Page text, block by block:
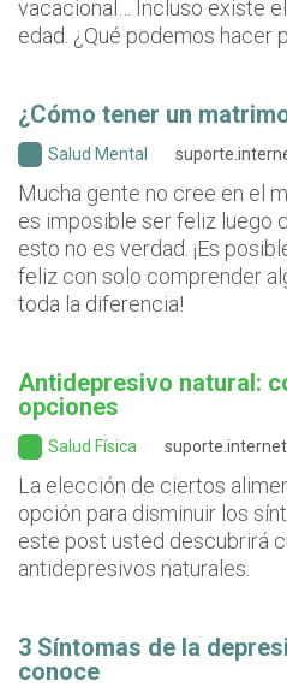
vacacional… Incluso existe
edad. ¿Qué podemos hacer
¿Cómo tener un
Salud Mental
Mucha gente no cree en el
es imposible ser feliz luego
esto no es verdad. ¡Es
feliz con solo comprender
toda la diferencia!
Antidepresivo natural:
opciones
Salud Física
La elección de ciertos
opción para disminuir los
este post usted descubrirá
antidepresivos naturales.
3 Síntomas de la
conoce